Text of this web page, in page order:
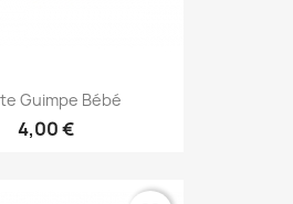
Guimpe Bébé
4,00 €